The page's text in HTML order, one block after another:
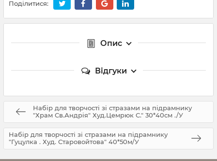
Поділитися:
Опис
Відгуки
Набір для творчості зі стразами на підрамнику
"Храм Св.Андрія" Худ.Цемрюк С." 30*40см ./У
Набір для творчості зі стразами на підрамнику
"Гуцулка . Худ. Старовойтова" 40*50м/У